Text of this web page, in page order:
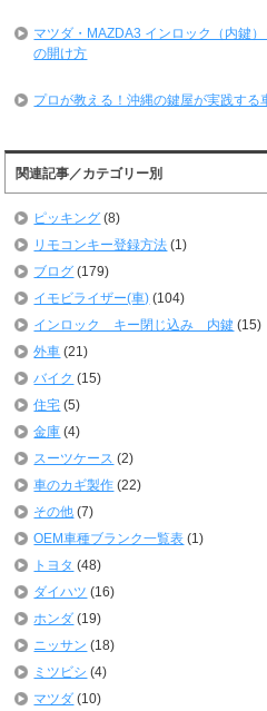
マツダ・MAZDA3 インロック（内鍵
の開け方
プロが教える！沖縄の鍵屋が実践す
関連記事／カテゴリー別
ピッキング (8)
リモコンキー登録方法 (1)
ブログ (179)
イモビライザー(車) (104)
インロック キー閉じ込み 内鍵 (15)
外車 (21)
バイク (15)
住宅 (5)
金庫 (4)
スーツケース (2)
車のカギ製作 (22)
その他 (7)
OEM車種ブランク一覧表 (1)
トヨタ (48)
ダイハツ (16)
ホンダ (19)
ニッサン (18)
ミツビシ (4)
マツダ (10)